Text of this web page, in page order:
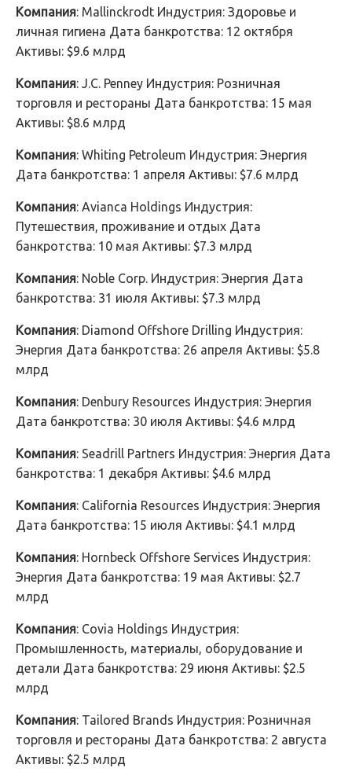
Компания: Mallinckrodt Индустрия: Здоровье и
личная гигиена Дата банкротства: 12 октября
Активы: $9.6 млрд
Компания: J.C. Penney Индустрия: Розничная
торговля и рестораны Дата банкротства: 15 мая
Активы: $8.6 млрд
Компания: Whiting Petroleum Индустрия: Энергия
Дата банкротства: 1 апреля Активы: $7.6 млрд
Компания: Avianca Holdings Индустрия:
Путешествия, проживание и отдых Дата
банкротства: 10 мая Активы: $7.3 млрд
Компания: Noble Corp. Индустрия: Энергия Дата
банкротства: 31 июля Активы: $7.3 млрд
Компания: Diamond Offshore Drilling Индустрия:
Энергия Дата банкротства: 26 апреля Активы: $5.8
млрд
Компания: Denbury Resources Индустрия: Энергия
Дата банкротства: 30 июля Активы: $4.6 млрд
Компания: Seadrill Partners Индустрия: Энергия Дата
банкротства: 1 декабря Активы: $4.6 млрд
Компания: California Resources Индустрия: Энергия
Дата банкротства: 15 июля Активы: $4.1 млрд
Компания: Hornbeck Offshore Services Индустрия:
Энергия Дата банкротства: 19 мая Активы: $2.7
млрд
Компания: Covia Holdings Индустрия:
Промышленность, материалы, оборудование и
детали Дата банкротства: 29 июня Активы: $2.5
млрд
Компания: Tailored Brands Индустрия: Розничная
торговля и рестораны Дата банкротства: 2 августа
Активы: $2.5 млрд